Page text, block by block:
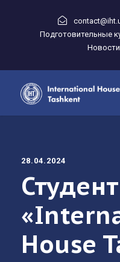
Подготовительные
Новости
28.04.2024
House